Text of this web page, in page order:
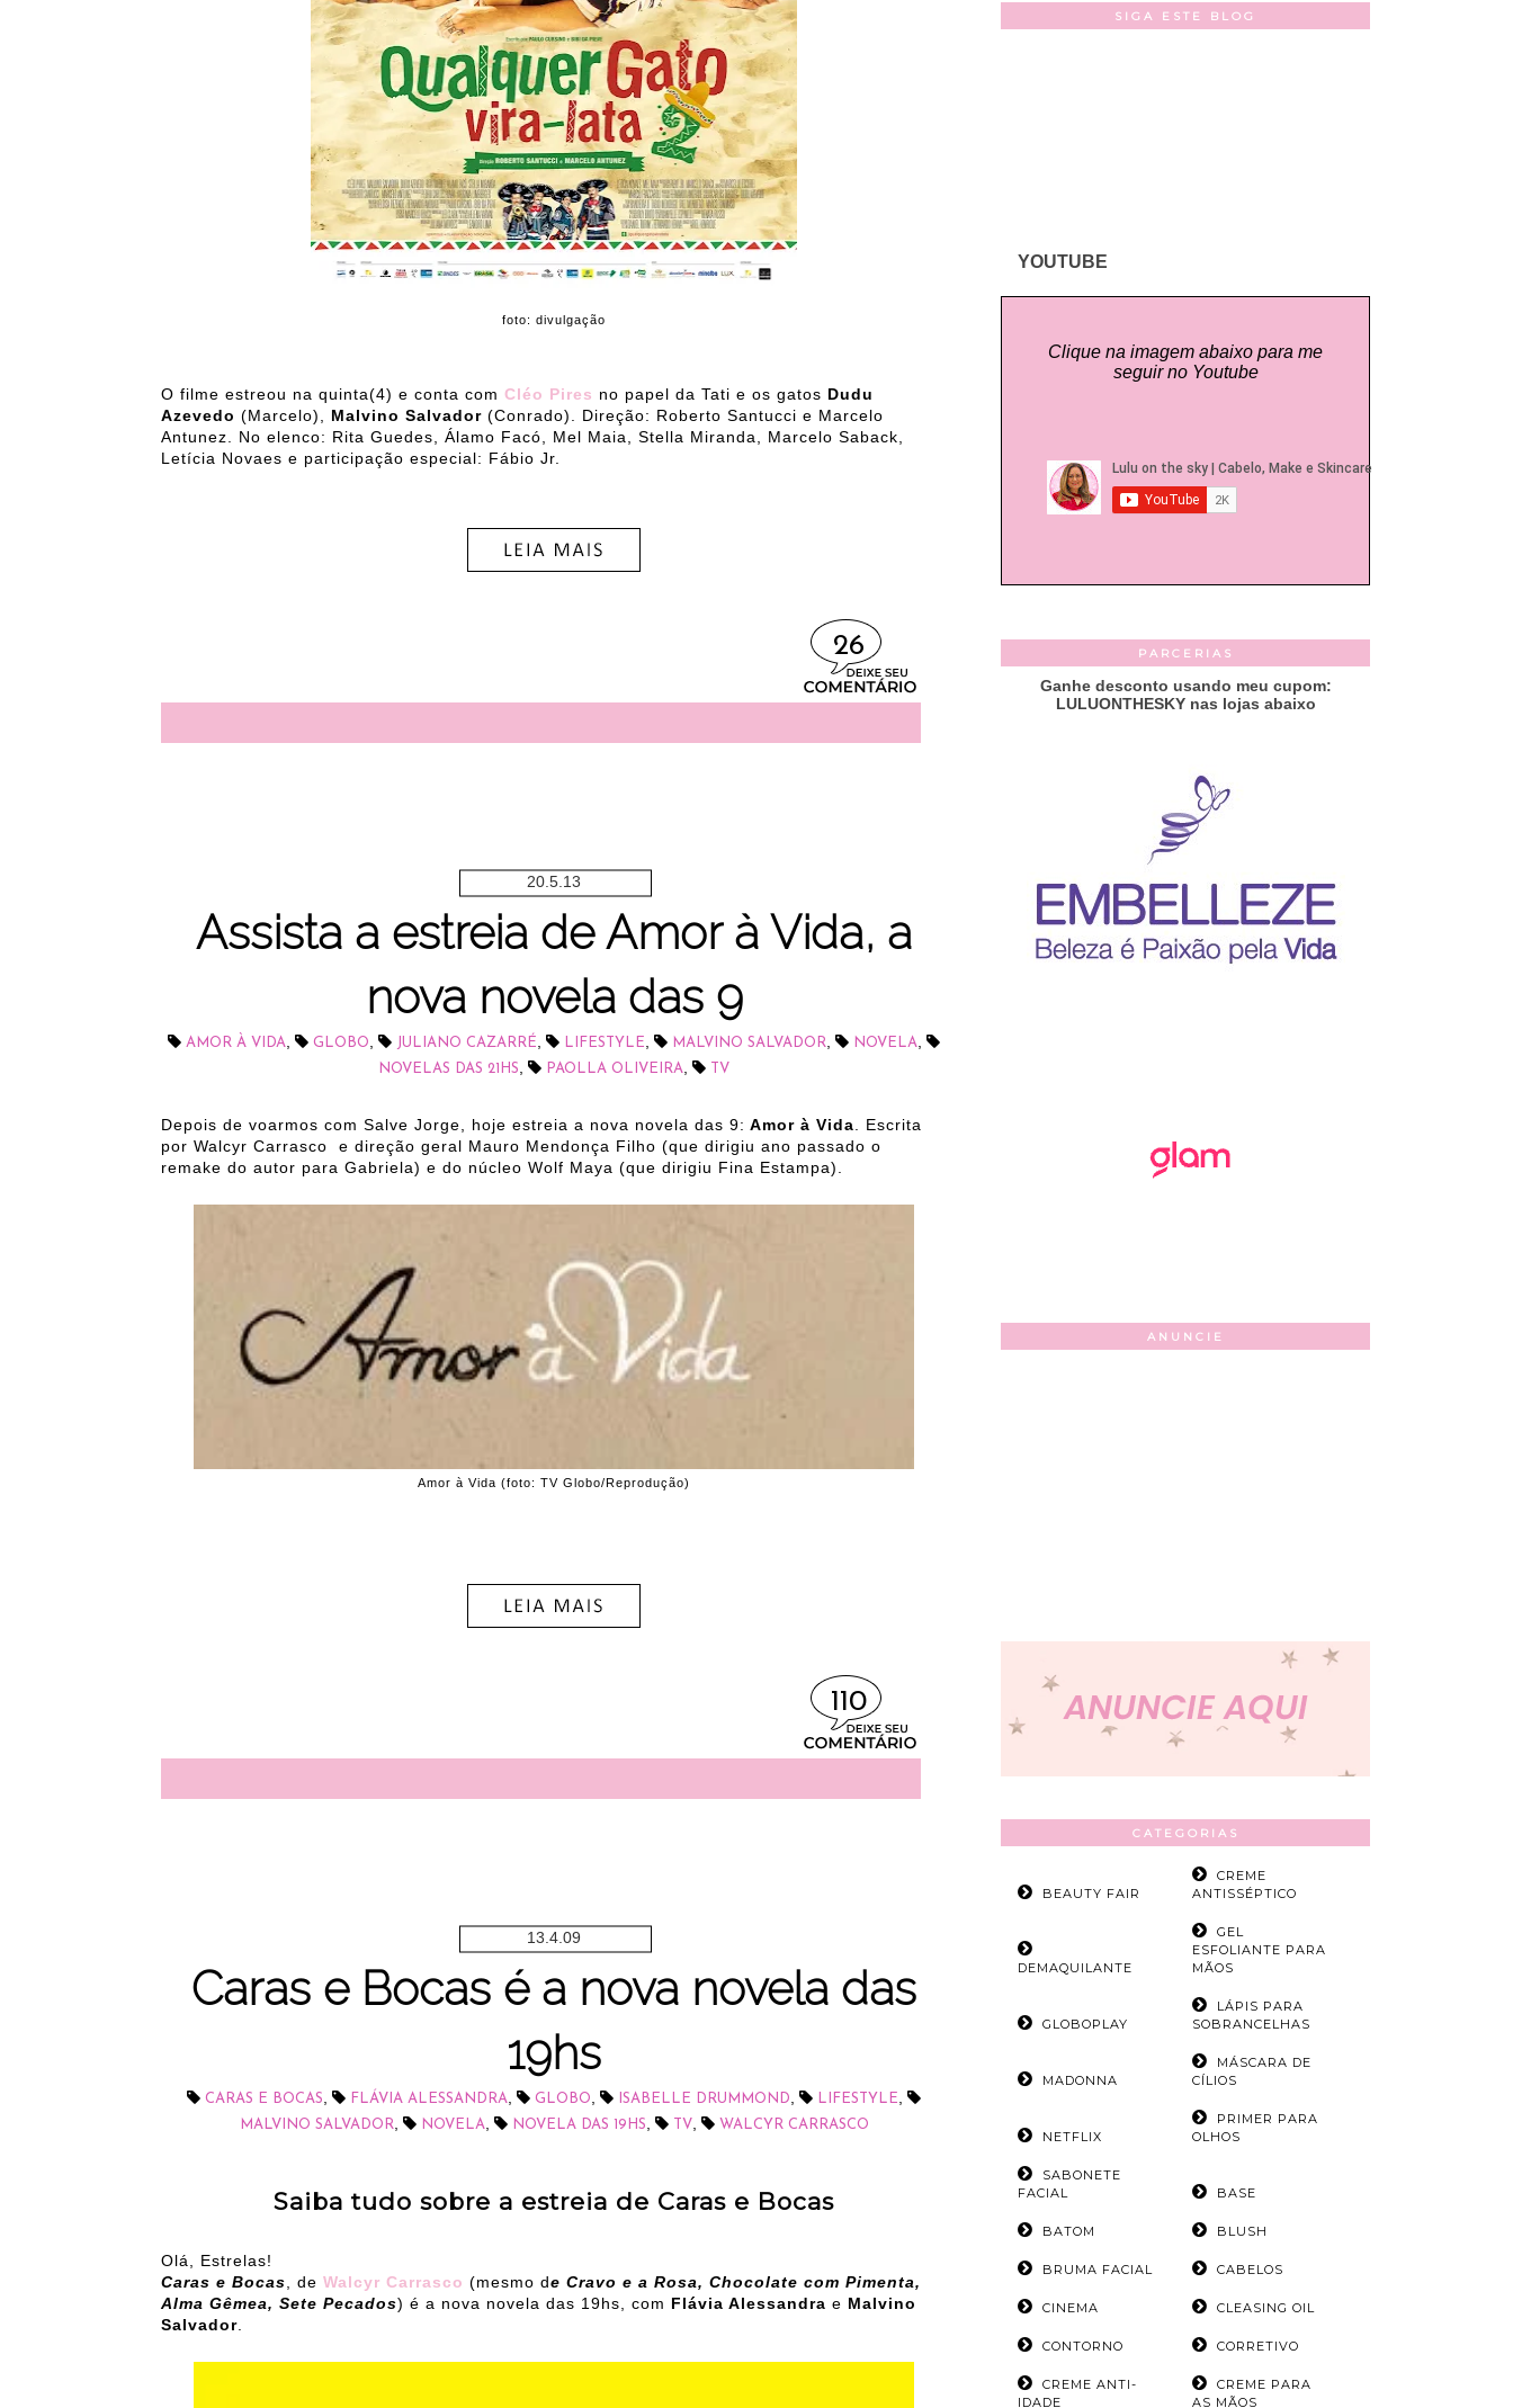
foto: divulgação
O filme estreou na quinta(4) e conta com Cléo Pires no papel da Tati e os gatos Dudu
Azevedo (Marcelo), Malvino Salvador (Conrado). Direção: Roberto Santucci e Marcelo
Antunez. No elenco: Rita Guedes, Álamo Facó, Mel Maia, Stella Miranda, Marcelo Saback,
Letícia Novaes e participação especial: Fábio Jr.
26
20.5.13
Assista a estreia de Amor à Vida, a
nova novela das 9
AMOR À VIDA GLOBO JULIANO CAZARRÉ LIFESTYLE MALVINO SALVADOR NOVELA
NOVELAS DAS 21HS PAOLLA OLIVEIRA TV
Depois de voarmos com Salve Jorge, hoje estreia a nova novela das 9: Amor à Vida . Escrita
por Walcyr Carrasco e direção geral Mauro Mendonça Filho (que dirigiu ano passado o
remake do autor para Gabriela) e do núcleo Wolf Maya (que dirigiu Fina Estampa).
Amor à Vida (foto: TV Globo/Reprodução)
110
13.4.09
Caras e Bocas é a nova novela das
19hs
CARAS E BOCAS FLÁVIA ALESSANDRA GLOBO ISABELLE DRUMMOND LIFESTYLE
MALVINO SALVADOR NOVELA NOVELA DAS 19HS TV, WALCYR CARRASCO
Saiba tudo sobre a estreia de Caras e Bocas
Olá, Estrelas!
Caras e Bocas , de Walcyr Carrasco (mesmo de Cravo e a Rosa, Chocolate com Pimenta,
Alma Gêmea, Sete Pecados) é a nova novela das 19hs, com Flávia Alessandra e Malvino
Salvador
SIGA ESTE BLOG
YOUTUBE
Clique na imagem abaixo para me
seguir no Youtube
PARCERIAS
Ganhe desconto usando meu cupom:
LULUONTHESKY nas lojas abaixo
ANUNCIE
CATEGORIAS
BEAUTY FAIR
CREME
ANTISSÉPTICO
DEMAQUILANTE
GEL
ESFOLIANTE PARA
MÃOS
GLOBOPLAY
LÁPIS PARA
SOBRANCELHAS
MADONNA
MÁSCARA DE
CÍLIOS
NETFLIX
PRIMER PARA
OLHOS
SABONETE
FACIAL
BASE
BATOM BLUSH
BRUMA FACIAL CABELOS
CINEMA CLEASING OIL
CONTORNO CORRETIVO
CREME ANTI-
IDADE
CREME PARA
AS MÃOS